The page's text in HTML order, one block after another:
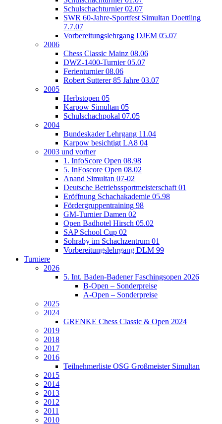
Schulschachturnier 02.07
SWR 60-Jahre-Sportfest Simultan Doettling
7.7.07
Vorbereitungslehrgang DJEM 05.07
2006
Chess Classic Mainz 08.06
DWZ-1400-Turnier 05.07
Ferienturnier 08.06
Robert Sutterer 85 Jahre 03.07
2005
Herbstopen 05
Karpow Simultan 05
Schulschachpokal 07.05
2004
Bundeskader Lehrgang 11.04
Karpow besichtigt LA8 04
2003 und vorher
1. InfoScore Open 08.98
5. InFoscore Open 08.02
Anand Simultan 07-02
Deutsche Betriebssportmeisterschaft 01
Eröffnung Schachakademie 05.98
Fördergruppentraining 98
GM-Turnier Damen 02
Open Badhotel Hirsch 05.02
SAP School Cup 02
Sohraby im Schachzentrum 01
Vorbereitungslehrgang DLM 99
Turniere
2026
5. Int. Baden-Badener Faschingsopen 2026
B-Open – Sonderpreise
A-Open – Sonderpreise
2025
2024
GRENKE Chess Classic & Open 2024
2019
2018
2017
2016
Teilnehmerliste OSG Großmeister Simultan
2015
2014
2013
2012
2011
2010